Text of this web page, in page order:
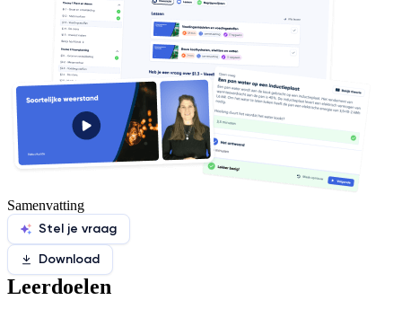
Samenvatting
Stel je vraag
Download
Leerdoelen